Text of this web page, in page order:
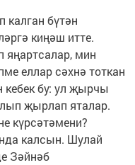
бүтән
киңәш итте.
мин
еллар сәхнә тоткан
кебек бу: ул җырчы
җырлап яталар.
күрсәтәмени?
калсын. Шулай
Зәйнәб